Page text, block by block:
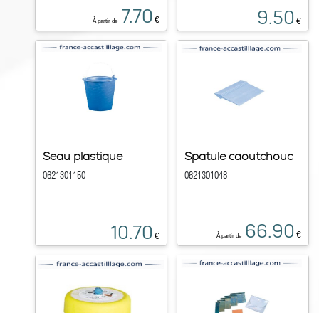
À partir de 7.70 € 9.50 €
Seau plastique
0621301150
10.70 €
Spatule caoutchouc
0621301048
À partir de 66.90 €